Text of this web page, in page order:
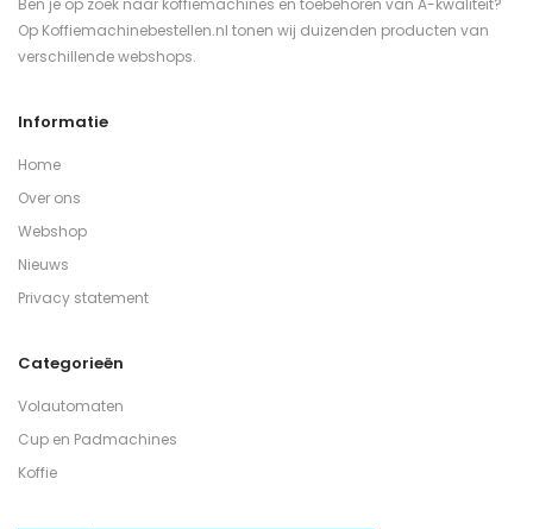
Ben je op zoek naar koffiemachines en toebehoren van A-kwaliteit?
Op Koffiemachinebestellen.nl tonen wij duizenden producten van
verschillende webshops.
Informatie
Home
Over ons
Webshop
Nieuws
Privacy statement
Categorieën
Volautomaten
Cup en Padmachines
Koffie